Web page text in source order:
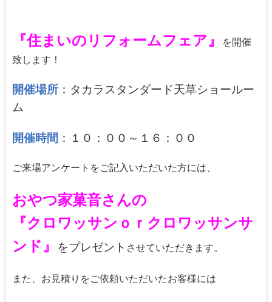
『住まいのリフォームフェア』
を開催
致します！
開催場所：タカラスタンダード天草ショールー
ム
開催時間 ：１０：００～１６：００
ご来場アンケートをご記入いただいた方には、
おやつ家菓音さんの
『クロワッサンｏｒクロワッサンサ
ンド』
をプレゼント させていただきます。
また、お見積りをご依頼いただいたお客様には